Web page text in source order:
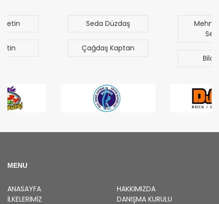
Çağdaş Kaptan
MENU
ANASAYFA
HAKKIMIZDA
İLKELERIMIZ
DANIŞMA KURULU